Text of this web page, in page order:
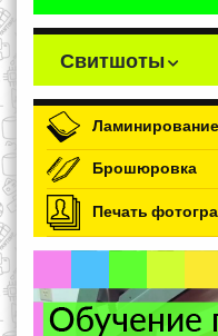
Свитшоты
Ламинирование
Брошюровка
Печать